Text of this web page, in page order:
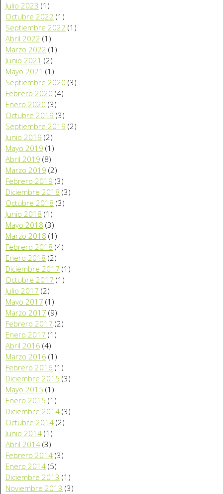
Julio 2023 (1)
Octubre 2022 (1)
Septiembre 2022 (1)
Abril 2022 (1)
Marzo 2022 (1)
Junio 2021 (2)
Mayo 2021 (1)
Septiembre 2020 (3)
Febrero 2020 (4)
Enero 2020 (3)
Octubre 2019 (3)
Septiembre 2019 (2)
Junio 2019 (2)
Mayo 2019 (1)
Abril 2019 (8)
Marzo 2019 (2)
Febrero 2019 (3)
Diciembre 2018 (3)
Octubre 2018 (3)
Junio 2018 (1)
Mayo 2018 (3)
Marzo 2018 (1)
Febrero 2018 (4)
Enero 2018 (2)
Diciembre 2017 (1)
Octubre 2017 (1)
Julio 2017 (2)
Mayo 2017 (1)
Marzo 2017 (9)
Febrero 2017 (2)
Enero 2017 (1)
Abril 2016 (4)
Marzo 2016 (1)
Febrero 2016 (1)
Diciembre 2015 (3)
Mayo 2015 (1)
Enero 2015 (1)
Diciembre 2014 (3)
Octubre 2014 (2)
Junio 2014 (1)
Abril 2014 (3)
Febrero 2014 (3)
Enero 2014 (5)
Diciembre 2013 (1)
Noviembre 2013 (3)